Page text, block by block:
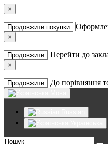
×
Продовжити покупки
×
Продовжити Перейти до
×
Продовжити До порівняння